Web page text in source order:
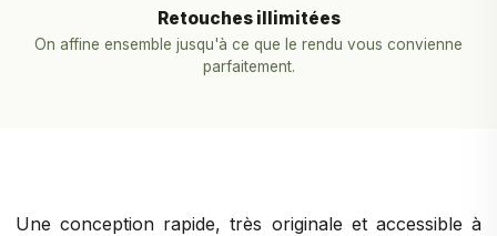
Retouches illimitées
On affine ensemble jusqu'à ce que le rendu vous convienne
parfaitement.
Une conception rapide, très originale et accessible à